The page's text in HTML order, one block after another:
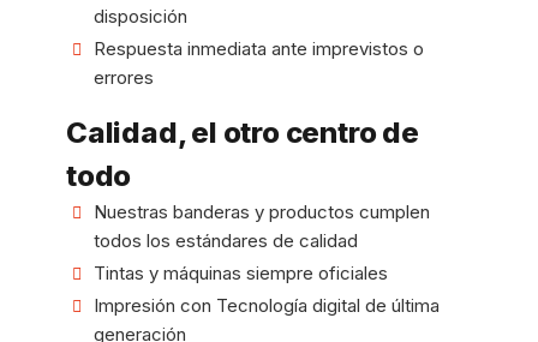
disposición
Respuesta inmediata ante imprevistos o
errores
Calidad, el otro centro de
todo
Nuestras banderas y productos cumplen
todos los estándares de calidad
Tintas y máquinas siempre oficiales
Impresión con Tecnología digital de última
generación